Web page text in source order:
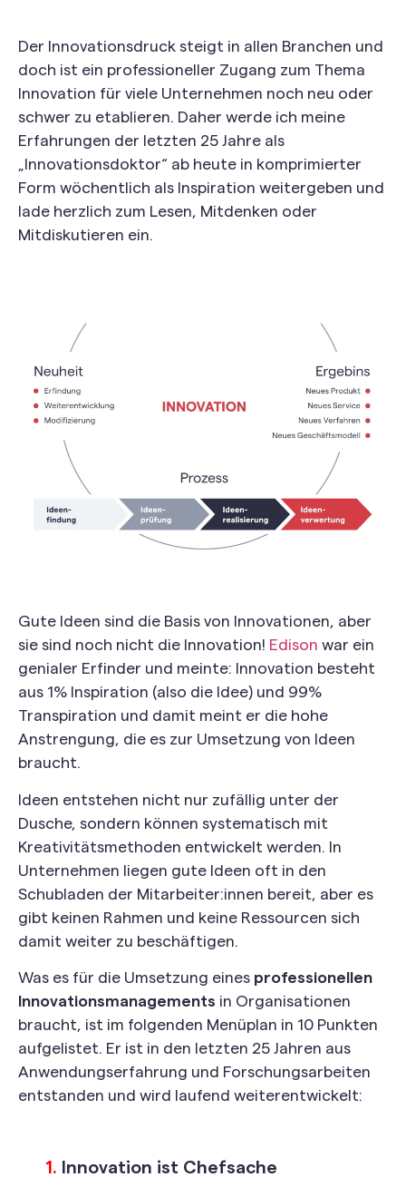
Der Innovationsdruck steigt in allen Branchen und
doch ist ein professioneller Zugang zum Thema
Innovation für viele Unternehmen noch neu oder
schwer zu etablieren. Daher werde ich meine
Erfahrungen der letzten 25 Jahre als
„Innovationsdoktor“ ab heute in komprimierter
Form wöchentlich als Inspiration weitergeben und
lade herzlich zum Lesen, Mitdenken oder
Mitdiskutieren ein.
Gute Ideen sind die Basis von Innovationen, aber
sie sind noch nicht die Innovation! Edison war ein
genialer Erfinder und meinte: Innovation besteht
aus 1% Inspiration (also die Idee) und 99%
Transpiration und damit meint er die hohe
Anstrengung, die es zur Umsetzung von Ideen
braucht.
Ideen entstehen nicht nur zufällig unter der
Dusche, sondern können systematisch mit
Kreativitätsmethoden entwickelt werden. In
Unternehmen liegen gute Ideen oft in den
Schubladen der Mitarbeiter:innen bereit, aber es
gibt keinen Rahmen und keine Ressourcen sich
damit weiter zu beschäftigen.
Was es für die Umsetzung eines professionellen
Innovationsmanagements in Organisationen
braucht, ist im folgenden Menüplan in 10 Punkten
aufgelistet. Er ist in den letzten 25 Jahren aus
Anwendungserfahrung und Forschungsarbeiten
entstanden und wird laufend weiterentwickelt:
1. Innovation ist Chefsache